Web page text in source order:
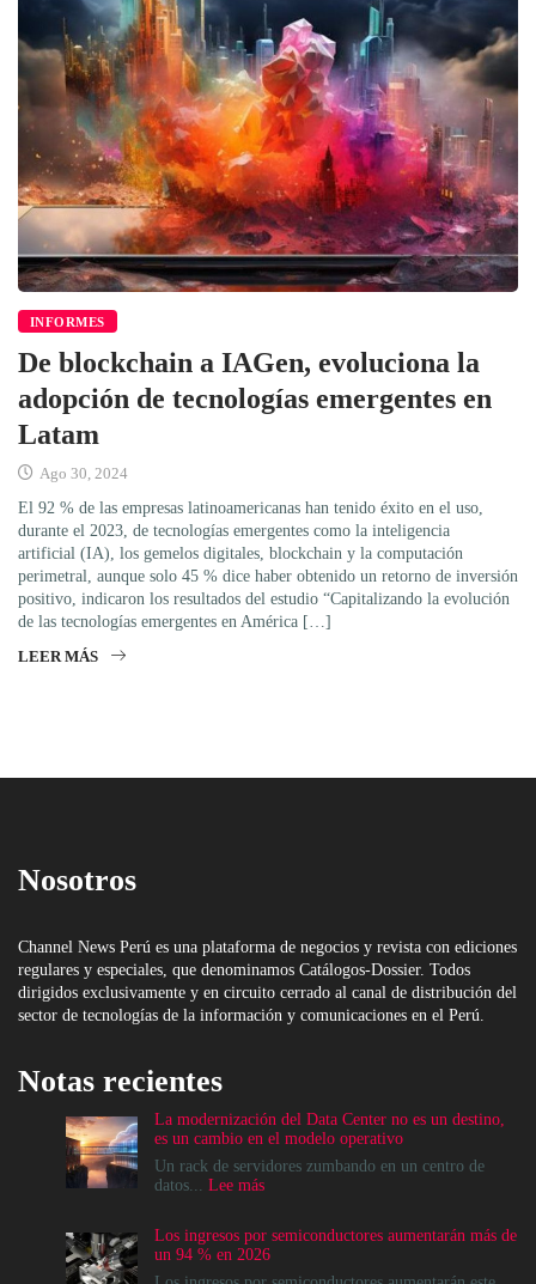
INFORMES
De blockchain a IAGen, evoluciona la
adopción de tecnologías emergentes en
Latam
Ago 30, 2024
El 92 % de las empresas latinoamericanas han tenido éxito en el uso,
durante el 2023, de tecnologías emergentes como la inteligencia
artificial (IA), los gemelos digitales, blockchain y la computación
perimetral, aunque solo 45 % dice haber obtenido un retorno de inversión
positivo, indicaron los resultados del estudio “Capitalizando la evolución
de las tecnologías emergentes en América […]
LEER MÁS
Nosotros
Channel News Perú es una plataforma de negocios y revista con ediciones
regulares y especiales, que denominamos Catálogos-Dossier. Todos
dirigidos exclusivamente y en circuito cerrado al canal de distribución del
sector de tecnologías de la información y comunicaciones en el Perú.
Notas recientes
La modernización del Data Center no es un destino,
es un cambio en el modelo operativo
Un rack de servidores zumbando en un centro de
datos... Lee más:
del
Data
Center
Los ingresos por semiconductores aumentarán más de
un 94 % en 2026